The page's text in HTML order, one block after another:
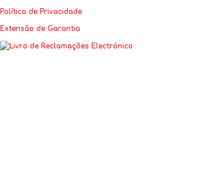
Política de Privacidade
Extensão de Garantia